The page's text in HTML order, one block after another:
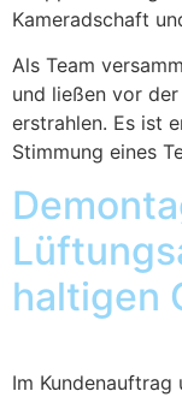
Kameradschaft
Als Team
und ließen vor
erstrahlen. Es ist
Stimmung eines
haltigen
Im